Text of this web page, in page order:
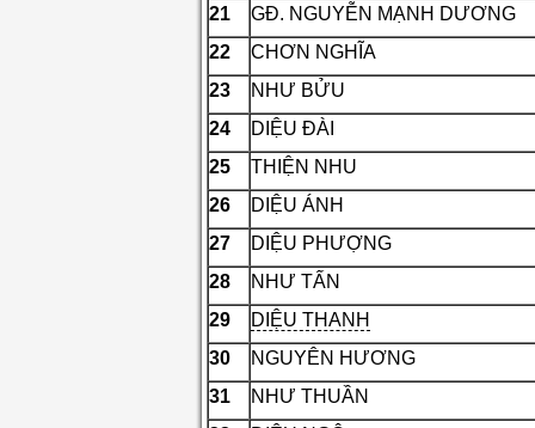
21
GĐ. NGUYỄN MẠNH DƯƠNG
22
CHƠN NGHĨA
23
NHƯ BỬU
24
DIỆU ĐÀI
25
THIỆN NHU
26
DIỆU ÁNH
27
DIỆU PHƯỢNG
28
NHƯ TẤN
29
DIỆU THANH
30
NGUYÊN HƯƠNG
31
NHƯ THUẦN